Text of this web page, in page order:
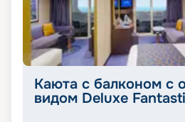
Каюта с балконом с
видом Deluxe